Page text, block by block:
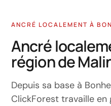
ANCRÉ LOCALEMENT À
Ancré
région de
Depuis sa base à
ClickForest travaille